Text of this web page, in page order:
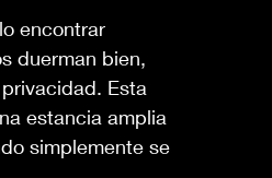
encontrar
duerman bien,
Esta
estancia amplia
simplemente se